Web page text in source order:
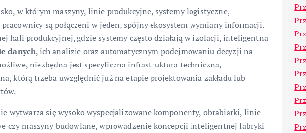
w którym maszyny, linie produkcyjne, systemy logistyczne,
są połączeni w jeden, spójny ekosystem wymiany informacji.
hali produkcyjnej, gdzie systemy często działają w izolacji, inteligentna
danych, ich analizie oraz automatycznym podejmowaniu decyzji na
niezbędna jest specyficzna infrastruktura techniczna,
którą trzeba uwzględnić już na etapie projektowania zakładu lub
wytwarza się wysoko wyspecjalizowane komponenty, obrabiarki, linie
czy maszyny budowlane, wprowadzenie koncepcji inteligentnej fabryki